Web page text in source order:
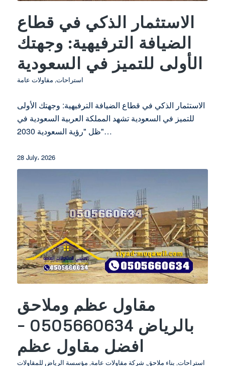
الاستثمار الذكي في قطاع
الضيافة الترفيهية: وجهتك
الأولى للتميز في السعودية
استراحات, مقاولات عامة
الاستثمار الذكي في قطاع الضيافة الترفيهية: وجهتك الأولى
للتميز في السعودية تشهد المملكة العربية السعودية في
ظل "رؤية السعودية 2030"…
28 July، 2026
مقاول عظم وملاحق
بالرياض 0505660634 –
افضل مقاول عظم
استراحات, بناء ملاحق, شركة مقاولات عامة, مؤسسة الرياض للمقاولات